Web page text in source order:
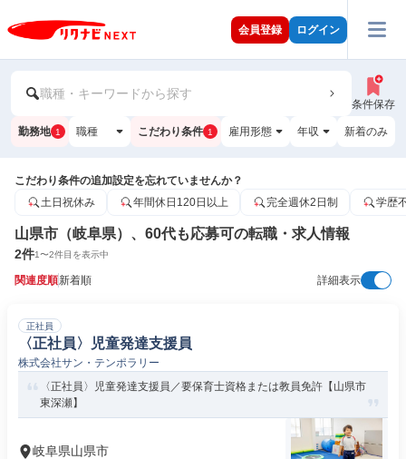
会員登録 ログイン
職種・キーワードから探す
条件保存
勤務地 1 職種 こだわり条件 1 雇用形態 年収 新着のみ
こだわり条件の追加設定を忘れていませんか？
土日祝休み
年間休日120日以上 完全週休2日制 学歴
山県市（岐阜県）、60代も応募可の転職・求人情報
2件1〜2件目を表示中
関連度順新着順 詳細表示
正社員
〈正社員〉児童発達支援員
株式会社サン・テンポラリー
〈正社員〉児童発達支援員／要保育士資格または教員免許【山県市
東深瀬】
岐阜県山県市